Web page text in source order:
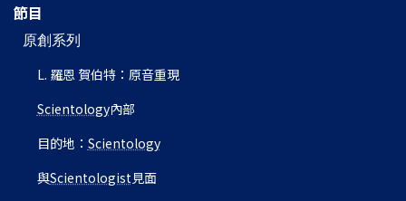
節目
原創系列
L. 羅恩 賀伯特：原音重現
Scientology內部
目的地： Scientology
與Scientologist 見面